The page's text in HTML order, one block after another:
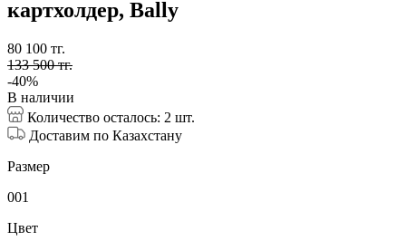
картхолдер, Bally
80 100 тг.
133 500 тг.
-40%
В наличии
Количество осталось: 2 шт.
Доставим по Казахстану
Размер
001
Цвет